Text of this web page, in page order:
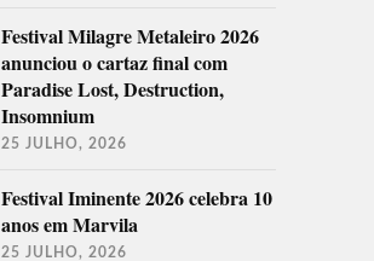
Festival Milagre Metaleiro 2026
anunciou o cartaz final com
Paradise Lost, Destruction,
Insomnium
25 JULHO, 2026
Festival Iminente 2026 celebra 10
anos em Marvila
25 JULHO, 2026